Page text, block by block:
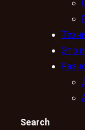
Это
Search